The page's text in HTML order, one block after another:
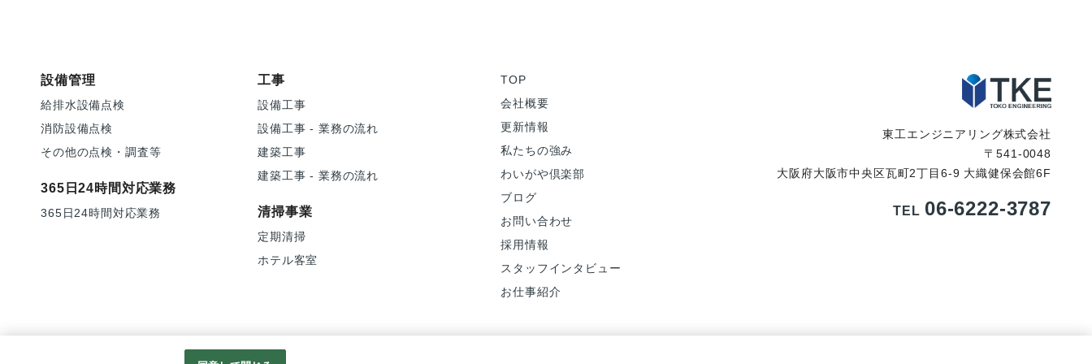
設備管理
給排水設備点検
消防設備点検
その他の点検・調査等
365日24時間対応業務
365日24時間対応業務
工事
設備工事
設備工事 - 業務の流れ
建築工事
建築工事 - 業務の流れ
清掃事業
定期清掃
ホテル客室
TOP
会社概要
更新情報
私たちの強み
わいがや倶楽部
ブログ
お問い合わせ
採用情報
スタッフインタビュー
お仕事紹介
東工エンジニアリング株式会社
〒541-0048
大阪府大阪市中央区瓦町2丁目6-9 大織健保会館6F
TEL 06-6222-3787